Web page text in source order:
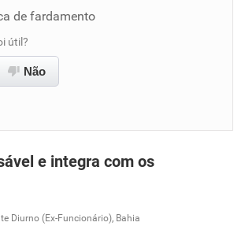
a vida familiar
de fardamento
útil?
Não
e integra com os
Diurno (Ex-Funcionário), Bahia